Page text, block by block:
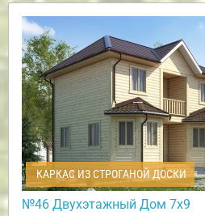
КАРКАС ИЗ СТРОГАНОЙ ДОСКИ
№46 Двухэтажный Дом 7х9